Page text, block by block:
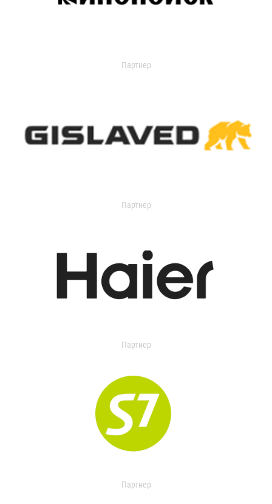
Партнер
Партнер
Партнер
Партнер